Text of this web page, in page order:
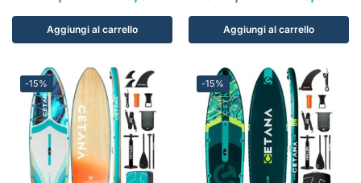
Aggiungi al carrello Aggiungi al carrello
-15% -15%